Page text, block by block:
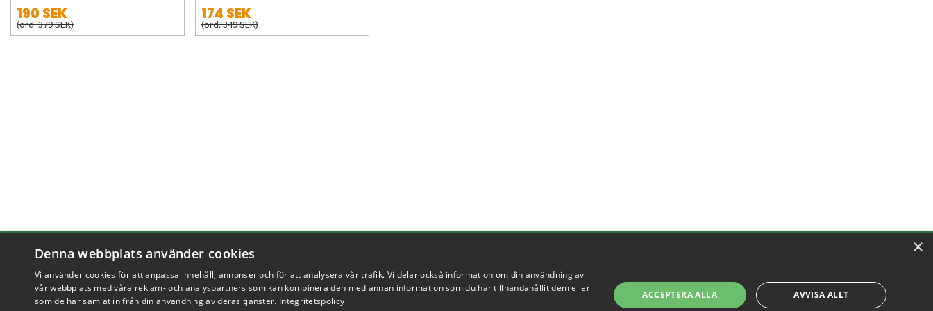
190 SEK
(ord. 379 SEK)
174 SEK
(ord. 349 SEK)
Få hjälp
Köpvillkor
Leverans & betalning
Företagsinformation
×
Denna webbplats använder cookies
Vi använder cookies för att anpassa innehåll, annonser och för att analysera vår trafik. Vi delar också information om din användning av
vår webbplats med våra reklam- och analyspartners som kan kombinera den med annan information som du har tillhandahållit dem eller
som de har samlat in från din användning av deras tjänster. Integritetspolicy
ACCEPTERA ALLA AVVISA ALLT